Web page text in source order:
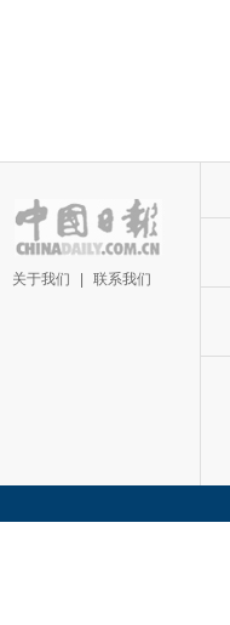
关于我们 联系我们